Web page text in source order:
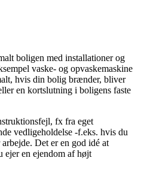
boligen med installationer og
vaske- og opvaskemaskine
hvis din bolig brænder, bliver
en kortslutning i boligens faste
fx fra eget
vedligeholdelse -f.eks. hvis du
Det er en god idé at
ejer en ejendom af højt